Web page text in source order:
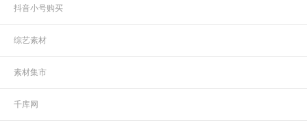
抖音小号购买
综艺素材
素材集市
千库网